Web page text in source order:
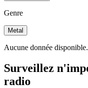
Genre
Metal
Aucune donnée disponible.
Surveillez
radio